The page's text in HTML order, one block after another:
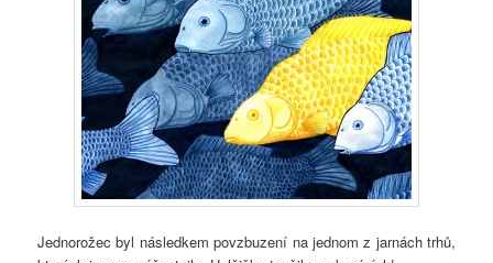
Jednorožec byl následkem povzbuzení na jednom z jarnách trhů,